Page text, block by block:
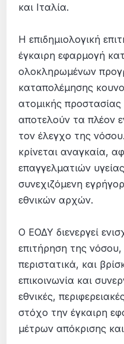
και Ιταλία.
Η επιδημιολογική
έγκαιρη εφαρμογή
ολοκληρωμένων
καταπολέμησης
ατομικής
αποτελούν τα πλέον
τον έλεγχο της
κρίνεται αναγκαία,
επαγγελματιών
συνεχιζόμενη
εθνικών αρχών.
Ο ΕΟΔΥ διενεργεί
επιτήρηση της
περιστατικά, και
επικοινωνία και
εθνικές,
στόχο την έγκαιρη
μέτρων απόκρισης